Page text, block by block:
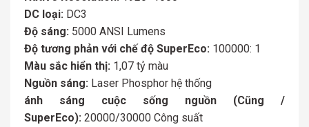
DC loại: DC3
Độ sáng: 5000 ANSI Lumens
Độ tương phản với chế độ SuperEco: 100000: 1
Màu sắc hiển thị: 1,07 tỷ màu
Nguồn sáng: Laser Phosphor hệ thống
ánh sáng cuộc sống nguồn (Cũng /
SuperEco): 20000/30000 Công suất